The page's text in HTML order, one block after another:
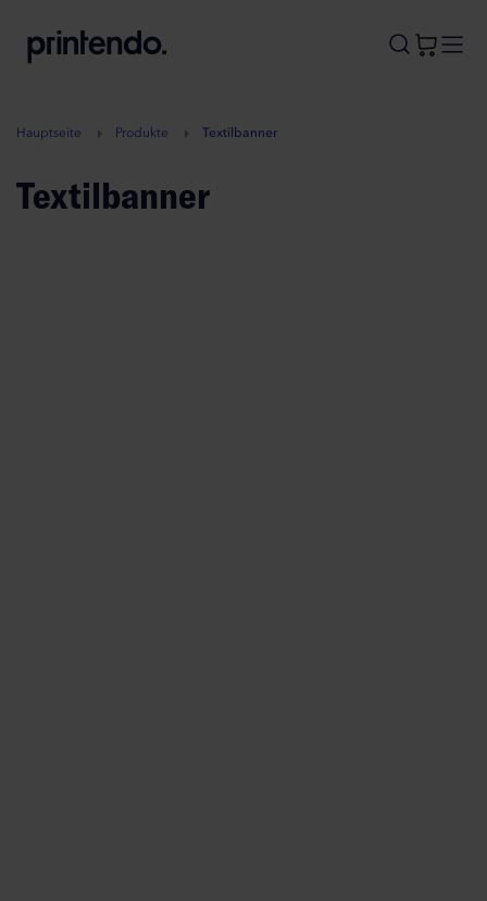
A
Hauptseite Produkte Textilbanner
Textilbanner